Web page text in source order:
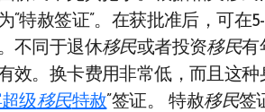
“特赦签证”。在获批准后，可
不同于退休移民或者投资移民有
效。换卡费用非常低，而且这
级移民特赦 ”签证。 特赦移民签